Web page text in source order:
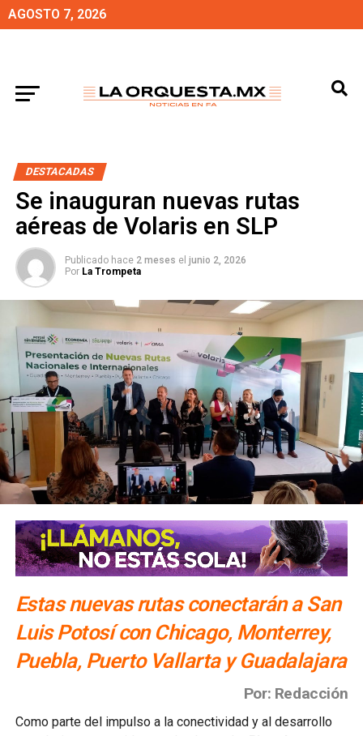
AGOSTO 7, 2026
DESTACADAS
Se inauguran nuevas rutas
aéreas de Volaris en SLP
Publicado hace 2 meses el junio 2, 2026
Por La Trompeta
Estas nuevas rutas conectarán a San
Luis Potosí con Chicago, Monterrey,
Puebla, Puerto Vallarta y Guadalajara
Por: Redacción
Como parte del impulso a la conectividad y al desarrollo